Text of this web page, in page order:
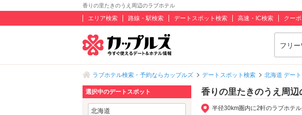
香りの里たきのうえ周辺のラブホテル
エリア検索 路線・駅検索 デートスポット検索 高速・IC検索 クー
フリー
ラブホテル検索・予約ならカップルズ デートスポット検索 北海道 デー
香りの里たきのうえ周
半径30km圏内に2軒のラブホテ
選択中のデートスポット
北海道